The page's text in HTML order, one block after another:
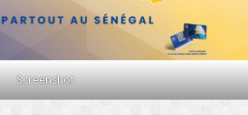
Screenshot